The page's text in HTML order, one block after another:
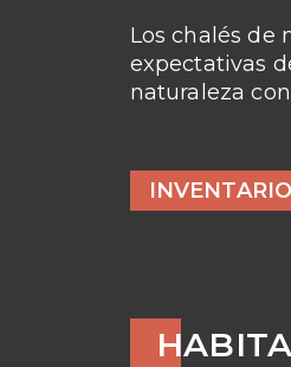
Los chalés de
expectativas
naturaleza
INVENTARIO